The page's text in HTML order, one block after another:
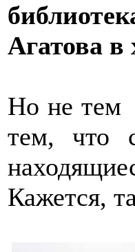
Агатова в
Но не тем
тем, что
Кажется,